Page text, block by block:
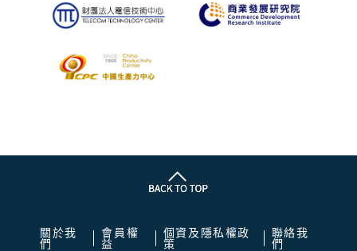
關於我
們
會員權
益
個資及隱私權政
策
聯絡我
們